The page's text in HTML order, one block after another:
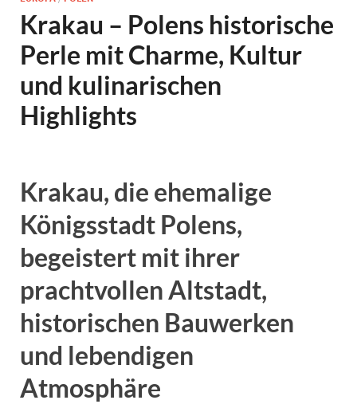
Krakau – Polens historische
Perle mit Charme, Kultur
und kulinarischen
Highlights
Krakau, die ehemalige
Königsstadt Polens,
begeistert mit ihrer
prachtvollen Altstadt,
historischen Bauwerken
und lebendigen
Atmosphäre